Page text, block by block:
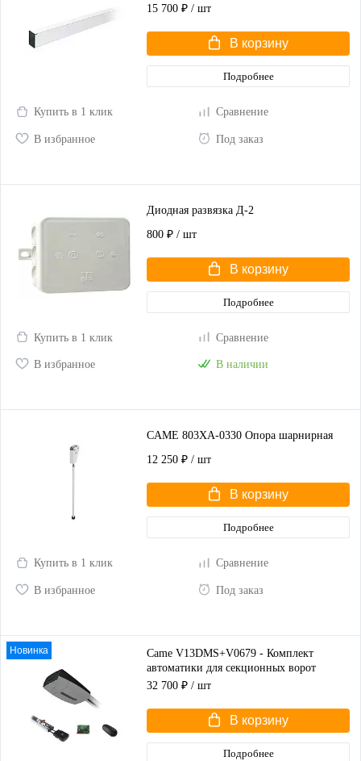
15 700 ₽ / шт
В корзину
Подробнее
Купить в 1 клик Сравнение
В избранное Под заказ
Диодная развязка Д-2
800 ₽ / шт
В корзину
Подробнее
Купить в 1 клик Сравнение
В избранное В наличии
CAME 803XA-0330 Опора шарнирная
12 250 ₽ / шт
В корзину
Подробнее
Купить в 1 клик Сравнение
В избранное Под заказ
Новинка
Came V13DMS+V0679 - Комплект
автоматики для секционных ворот
высотой до 2,25 м
32 700 ₽ / шт
В корзину
Подробнее